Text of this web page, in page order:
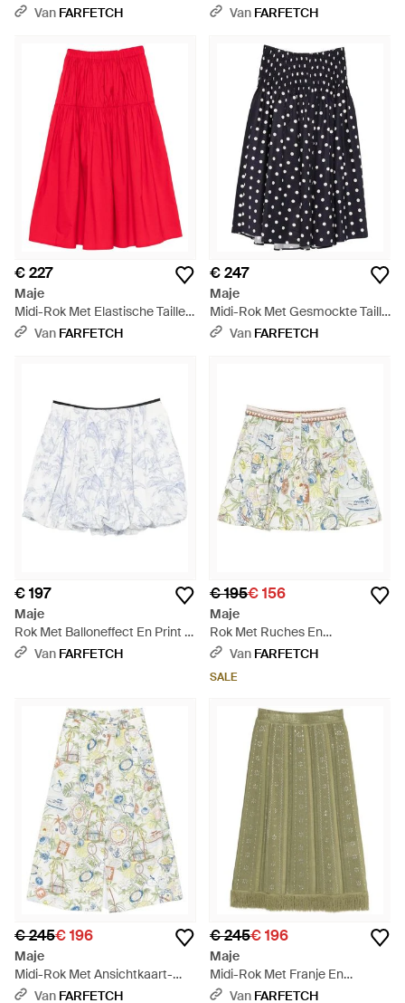
Met Borduurwerk - Wit
Van FARFETCH
Van FARFETCH
€ 227
Maje
Midi-Rok Met Elastische Taille -
RoodVan FARFETCH
€ 247
Maje
Midi-Rok Met Gesmockte Taille
En Stippen - Blauw
Van FARFETCH
€ 197
Maje
Rok Met Balloneffect En Print -
Wit Van FARFETCH
€ 195€ 156
Maje
Rok Met Ruches En
Ansichtkaart-Print - Wit
Van FARFETCH
SALE
€ 245€ 196
Maje
Midi-Rok Met Ansichtkaart-
Print En Plooien - Wit
Van FARFETCH
€ 245€ 196
Maje
Midi-Rok Met Franje En
Bloemen - Groen
Van FARFETCH